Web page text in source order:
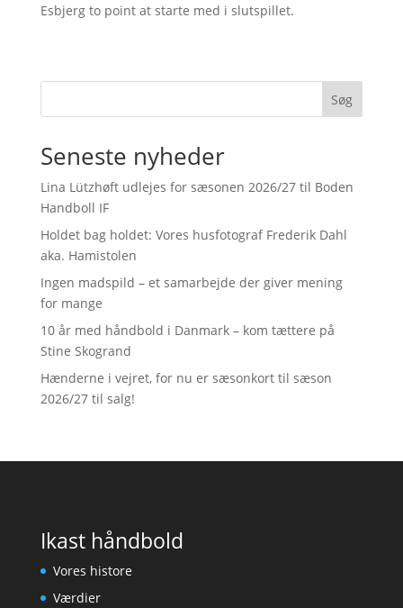
Esbjerg to point at starte med i slutspillet.
Søg
Seneste nyheder
Lina Lützhøft udlejes for sæsonen 2026/27 til Boden
Handboll IF
Holdet bag holdet: Vores husfotograf Frederik Dahl
aka. Hamistolen
Ingen madspild – et samarbejde der giver mening
for mange
10 år med håndbold i Danmark – kom tættere på
Stine Skogrand
Hænderne i vejret, for nu er sæsonkort til sæson
2026/27 til salg!
Ikast håndbold
Vores histore
Værdier